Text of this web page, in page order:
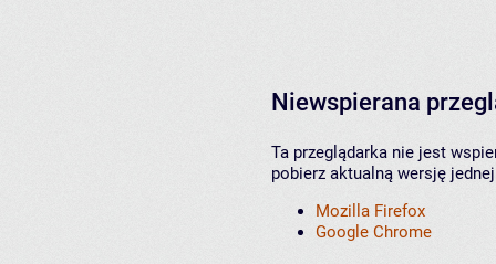
Niewspierana
Ta przeglądarka nie jest
pobierz aktualną wersję
Mozilla Firefox
Google Chrome